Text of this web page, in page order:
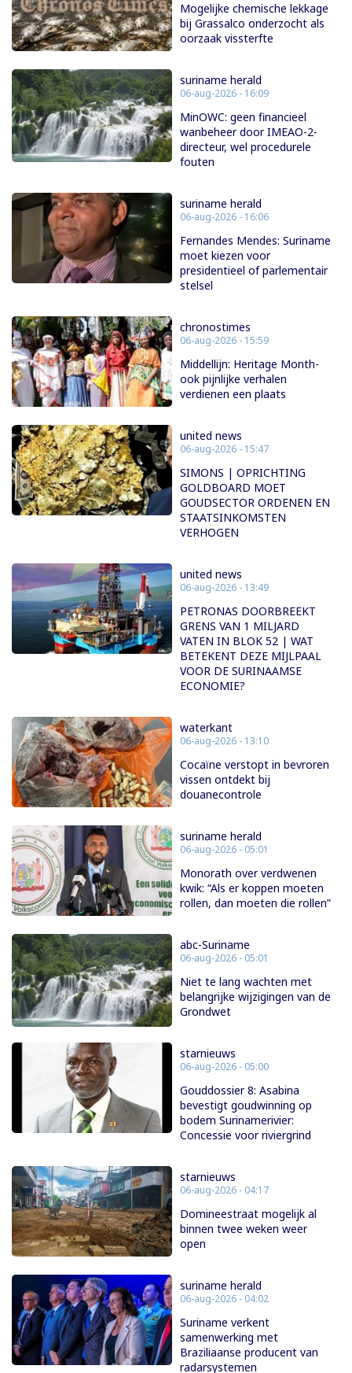
Mogelijke chemische lekkage
bij Grassalco onderzocht als
oorzaak vissterfte
suriname herald
06-aug-2026 - 16:09
MinOWC: geen financieel
wanbeheer door IMEAO-2-
directeur, wel procedurele
fouten
suriname herald
06-aug-2026 - 16:06
Fernandes Mendes: Suriname
moet kiezen voor
presidentieel of parlementair
stelsel
chronostimes
06-aug-2026 - 15:59
Middellijn: Heritage Month-
ook pijnlijke verhalen
verdienen een plaats
united news
06-aug-2026 - 15:47
SIMONS | OPRICHTING
GOLDBOARD MOET
GOUDSECTOR ORDENEN EN
STAATSINKOMSTEN
VERHOGEN
united news
06-aug-2026 - 13:49
PETRONAS DOORBREEKT
GRENS VAN 1 MILJARD
VATEN IN BLOK 52 | WAT
BETEKENT DEZE MIJLPAAL
VOOR DE SURINAAMSE
ECONOMIE?
waterkant
06-aug-2026 - 13:10
Cocaïne verstopt in bevroren
vissen ontdekt bij
douanecontrole
suriname herald
06-aug-2026 - 05:01
Monorath over verdwenen
kwik: “Als er koppen moeten
rollen, dan moeten die rollen”
abc-Suriname
06-aug-2026 - 05:01
Niet te lang wachten met
belangrijke wijzigingen van de
Grondwet
starnieuws
06-aug-2026 - 05:00
Gouddossier 8: Asabina
bevestigt goudwinning op
bodem Surinamerivier:
Concessie voor riviergrind
starnieuws
06-aug-2026 - 04:17
Domineestraat mogelijk al
binnen twee weken weer
open
suriname herald
06-aug-2026 - 04:02
Suriname verkent
samenwerking met
Braziliaanse producent van
radarsystemen